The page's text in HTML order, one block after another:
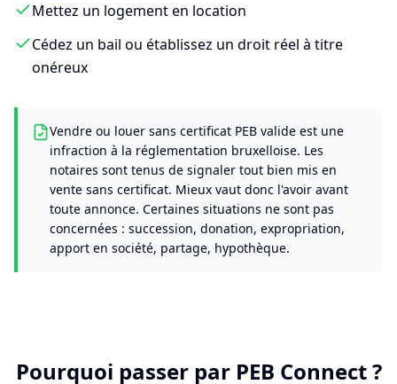
Mettez un logement en location
Cédez un bail ou établissez un droit réel à titre
onéreux
Vendre ou louer sans certificat PEB valide est une
infraction à la réglementation bruxelloise. Les
notaires sont tenus de signaler tout bien mis en
vente sans certificat. Mieux vaut donc l'avoir avant
toute annonce. Certaines situations ne sont pas
concernées : succession, donation, expropriation,
apport en société, partage, hypothèque.
Pourquoi passer par PEB Connect ?